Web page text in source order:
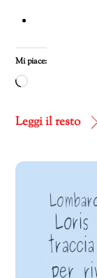
Mi piace:
Caricamento
corso…
Leggi il resto